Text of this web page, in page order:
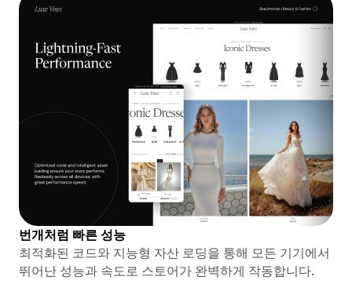
번개처럼 빠른 성능
최적화된 코드와 지능형 자산 로딩을 통해 모든 기기에서
뛰어난 성능과 속도로 스토어가 완벽하게 작동합니다.